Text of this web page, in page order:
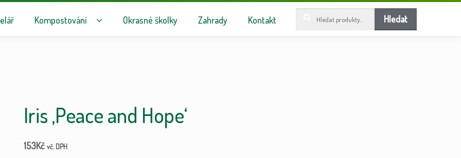
webu
Hledat
Kompostování Okrasné školky Zahrady Kontakt
Iris ‚Peace and Hope‘
153Kč vč. DPH